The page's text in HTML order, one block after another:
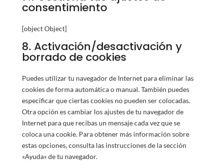
consentimiento
[object Object]
8. Activación/desactivación y
borrado de cookies
Puedes utilizar tu navegador de Internet para eliminar las
cookies de forma automática o manual. También puedes
especificar que ciertas cookies no pueden ser colocadas.
Otra opción es cambiar los ajustes de tu navegador de
Internet para que recibas un mensaje cada vez que se
coloca una cookie. Para obtener más información sobre
estas opciones, consulta las instrucciones de la sección
«Ayuda» de tu navegador.